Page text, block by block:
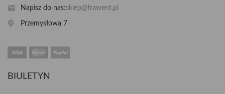
Napisz do nas:sklep@frawent.pl
Przemysłowa 7
BIULETYN